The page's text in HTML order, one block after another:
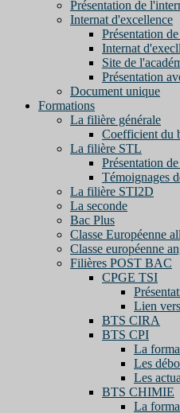
Présentation de
Internat d'excellence
Présentation
Internat
Site de
Présentation
Document unique
Formations
La filière générale
Coefficient du
La filière STL
Présentation
Témoignages
La filière STI2D
La seconde
Bac Plus
Classe Européenne
Classe européenne
Filières POST BAC
CPGE TSI
Lien
BTS CIRA
BTS CPI
La
Les
Les
BTS CHIMIE
La